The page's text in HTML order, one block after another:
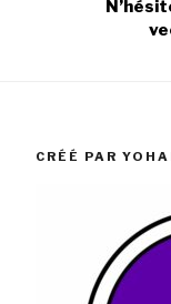
CRÉÉ PAR